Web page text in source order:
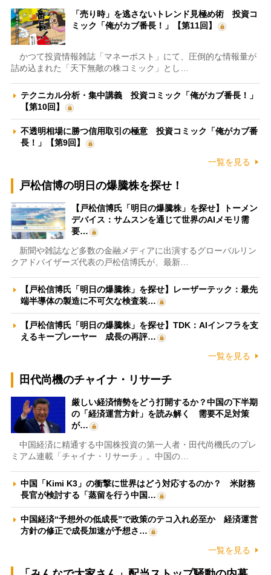
「売り時」を逃さないトレンド見極め術 投資コ
ミック「俺がカブ番長！」【第11回】
かつて投資情報雑誌「マネーポスト」にて、圧倒的な情報量が
詰め込まれた「天下無敵の株コミック」とし…
テクニカル分析・集中講義 投資コミック「俺がカブ番長！」
【第10回】
不透明相場に勝つ信用取引の極意 投資コミック「俺がカブ番
長！」【第9回】
一覧を見る
戸松信博の明日の爆騰株を探せ！
【戸松信博氏「明日の爆騰株」を探せ】トーメン
デバイス：サムスンを通じて世界のAIメモリ需
要…
新聞や雑誌など多数の金融メディアに出演するグローバルリン
クアドバイザーズ代表の戸松信博氏が、最新…
【戸松信博氏「明日の爆騰株」を探せ】レーザーテック：最先
端半導体の製造に不可欠な検査装…
【戸松信博氏「明日の爆騰株」を探せ】TDK：AIインフラを支
えるキープレーヤー 成長の再評…
一覧を見る
田代尚機のチャイナ・リサーチ
厳しい経済情勢をどう打開するか？中国の下半期
の「経済運営方針」を読み解く 需要不足対策
が…
中国経済に精通する中国株投資の第一人者・田代尚機氏のプレ
ミアム連載「チャイナ・リサーチ」。中国の…
中国「Kimi K3」の衝撃に世界はどう対応するのか？ 米財務
長官が検討する「蒸留を行う中国…
中国経済“予想外の低成長”で政策のテコ入れ必至か 経済運営
方針の修正で成長加速が予想さ…
一覧を見る